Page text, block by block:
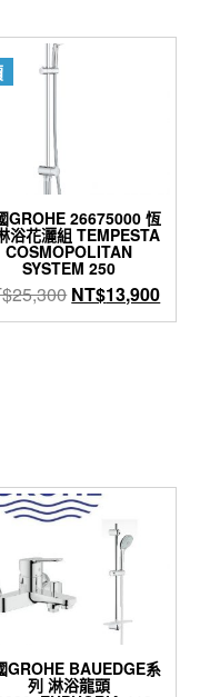
。
格：
格：
。
GROHE 26675000 恆
浴花灑組 TEMPESTA
COSMOPOLITAN
SYSTEM 250
25,300 原
始
NT$13,900目
前
GROHE BAUEDGE系
列 淋浴龍頭